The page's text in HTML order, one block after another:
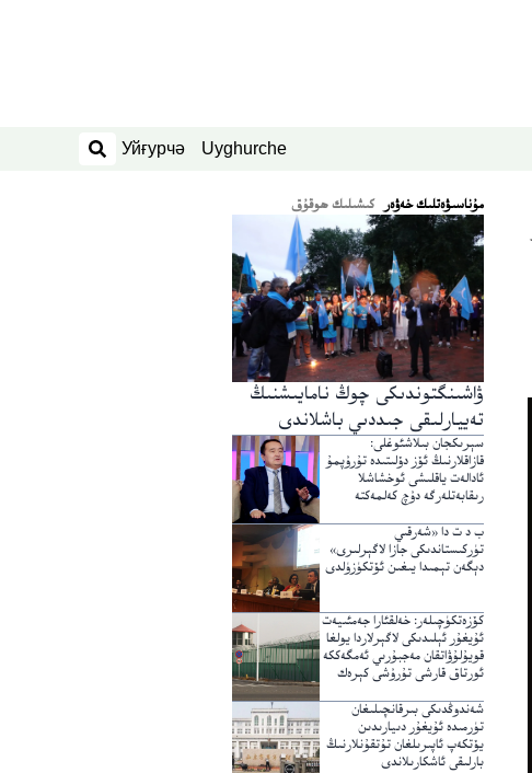
Uyghurche
Уйғурчә
ئىزدەش
ﻣﯘﻧﺎﺳﯩﯟﻩﺗﻠﯩﻚ ﺧﻪﯞﻩﺭ كىشىلىك ھوقۇق
ۋاشىنگتوندىكى چوڭ نامايىشنىڭ
تەييارلىقى جىددىي باشلاندى
سېرىكجان بىلاشئوغلى:
قازاقلارنىڭ ئۆز دۆلىتىدە تۇرۇپمۇ
ئادالەت ياقلىشى ئوخشاشلا
رىقابەتلەرگە دۇچ كەلمەكتە
ب د ت دا «شەرقىي
تۈركىستاندىكى جازا لاگېرلىرى»
دېگەن تېمىدا يىغىن ئۆتكۈزۈلدى
كۆزەتكۈچىلەر: خەلقئارا جەمئىيەت
ئۇيغۇر ئېلىدىكى لاگېرلاردا يولغا
قويۇلۇۋاتقان مەجبۇرىي ئەمگەككە
ئورتاق قارشى تۇرۇشى كېرەك
شەندوڭدىكى بىرقانچىلىغان
تۈرمىدە ئۇيغۇر دىيارىدىن
يۆتكەپ ئاپىرىلغان تۇتقۇنلارنىڭ
بارلىقى ئاشكارىلاندى